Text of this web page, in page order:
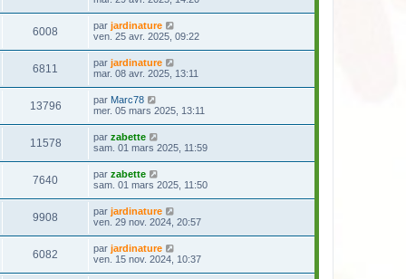
6008 par jardinature
ven. 25 avr. 2025, 09:22
6811 par jardinature
mar. 08 avr. 2025, 13:11
13796 par Marc78
mer. 05 mars 2025, 13:11
11578 par zabette
sam. 01 mars 2025, 11:59
7640 par zabette
sam. 01 mars 2025, 11:50
9908 par jardinature
ven. 29 nov. 2024, 20:57
6082 par jardinature
ven. 15 nov. 2024, 10:37